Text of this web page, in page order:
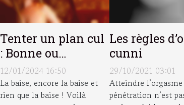
Tenter un plan cul
: Bonne ou
mauvaise idée ?
12/01/2024 16:50
La baise, encore la baise et
rien que la baise ! Voilà
Les règles
cunni
29/10/2021 03:01
Atteindre
pénétration n’est